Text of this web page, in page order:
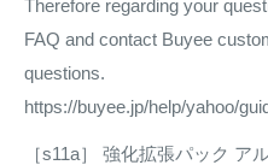
Therefore regarding your
FAQ and contact Buyee
questions.
https://buyee.jp/help/yahoo/
［s11a］ 強化拡張パック ア